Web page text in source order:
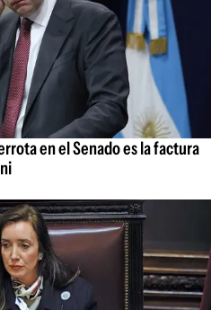
en el Senado es la factura